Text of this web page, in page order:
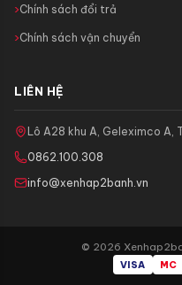
Chính sách đổi trả
Chính sách vận chuyển
LIÊN HỆ
Lô A28 khu A, Geleximco A,
0862.100.308
info@xenhap2banh.vn
© 2026
VISA MC